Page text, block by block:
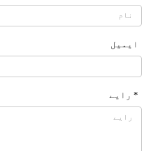
ایمیل
* رایے